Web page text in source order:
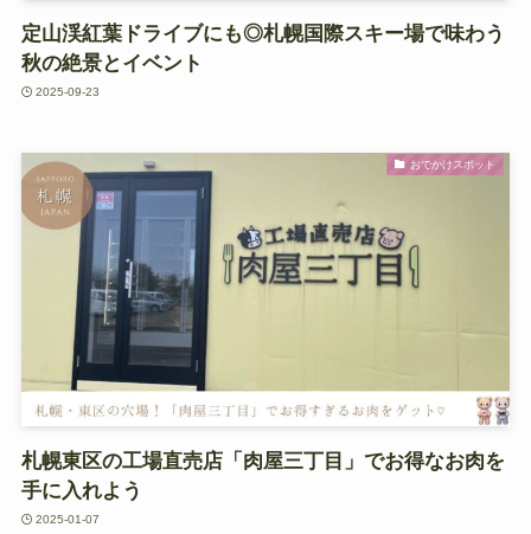
定山渓紅葉ドライブにも◎札幌国際スキー場で味わう
秋の絶景とイベント
2025-09-23
おでかけスポット
札幌東区の工場直売店「肉屋三丁目」でお得なお肉を
手に入れよう
2025-01-07